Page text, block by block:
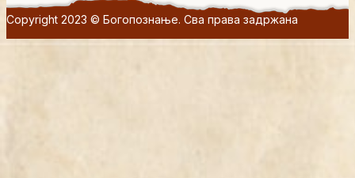
Copyright 2023 © Богопознање. Сва права задржана